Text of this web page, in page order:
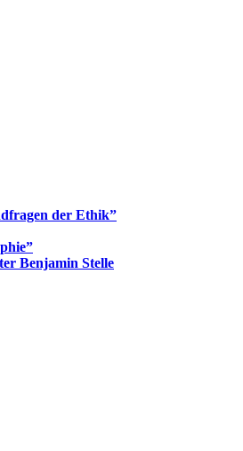
der Ethik”
Benjamin Stelle